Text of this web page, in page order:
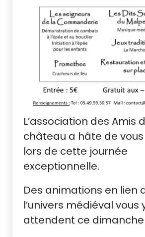
L’association des Amis
château a hâte de
lors de cette journée
exceptionnelle.
Des animations en lien
l’univers médiéval vous
attendent ce dimanche